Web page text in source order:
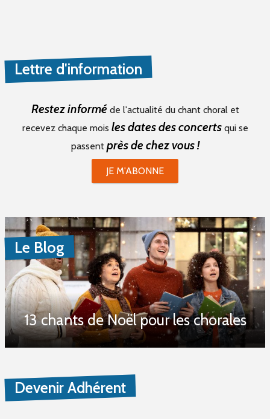
Lettre d'information
Restez informé de l'actualité du chant choral et
recevez chaque mois les dates des concertsqui se
passent près de chez vous !
JE M'ABONNE
Le Blog
13 chants de Noël pour les chorales
Devenir Adhérent